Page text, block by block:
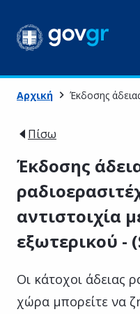
Αρχική Έκδοσης
Πίσω
Έκδοσης
αντιστοιχία
εξωτερικού -
Οι κάτοχοι άδειας
χώρα μπορείτε να